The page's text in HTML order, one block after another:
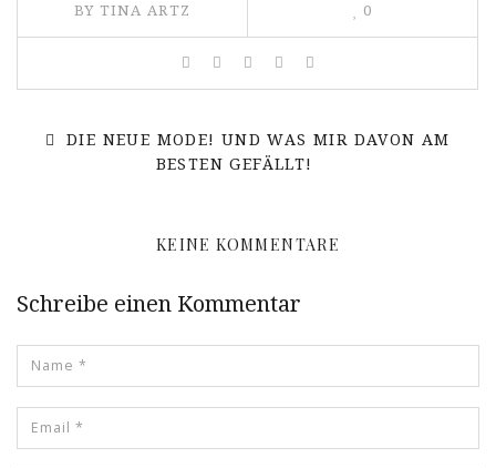
BY TINA ARTZ 0
DIE NEUE MODE! UND WAS MIR DAVON AM
BESTEN GEFÄLLT!
KEINE KOMMENTARE
Schreibe einen Kommentar